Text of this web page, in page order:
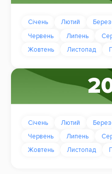
Січень Лютий
Червень
Липень
Жовтень
Листопад
Січень Лютий
Червень
Липень
Жовтень
Листопад